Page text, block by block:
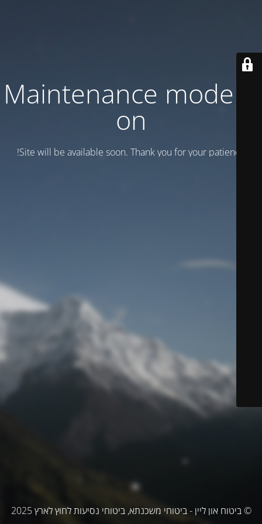
Maintenance mode is
on
Site will be available soon. Thank you for your patience!
© ביטוח און ליין - ביטוחי משכנתא, ביטוחי נסיעות לחוץ לארץ 2025